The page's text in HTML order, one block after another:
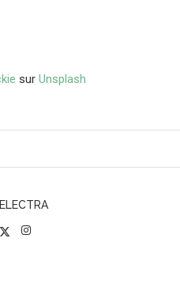
sur Unsplash
ELECTRA